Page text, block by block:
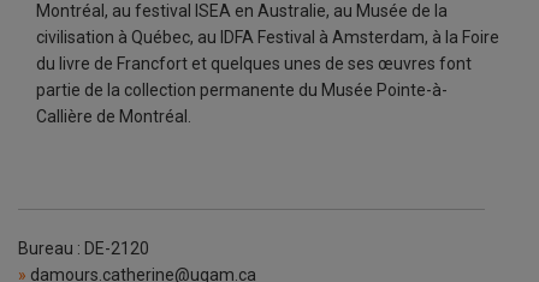
Montréal, au festival ISEA en Australie, au Musée de la
civilisation à Québec, au IDFA Festival à Amsterdam, à la Foire
du livre de Francfort et quelques unes de ses œuvres font
partie de la collection permanente du Musée Pointe-à-
Callière de Montréal.
Bureau : DE-2120
damours.catherine@uqam.ca